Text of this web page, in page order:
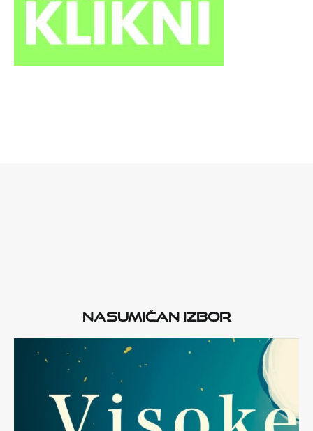
Nasumičan izbor